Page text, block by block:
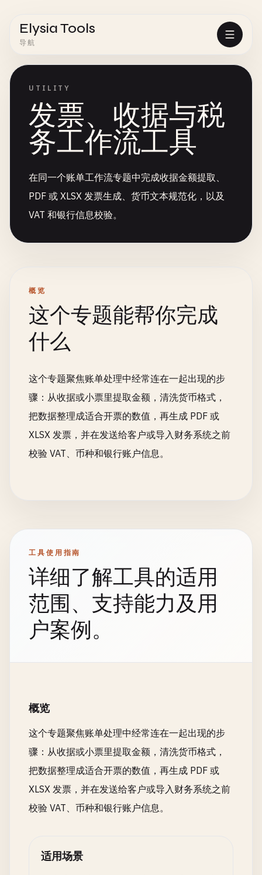
Elysia Tools
导航
UTILITY
发票、收据与税
务工作流工具
在同一个账单工作流专题中完成收据金额提取、
PDF 或 XLSX 发票生成、货币文本规范化，以及
VAT 和银行信息校验。
概览
这个专题能帮你完成
什么
这个专题聚焦账单处理中经常连在一起出现的步
骤：从收据或小票里提取金额，清洗货币格式，
把数据整理成适合开票的数值，再生成 PDF 或
XLSX 发票，并在发送给客户或导入财务系统之前
校验 VAT、币种和银行账户信息。
工具使用指南
详细了解工具的适用
范围、支持能力及用
户案例。
概览
这个专题聚焦账单处理中经常连在一起出现的步
骤：从收据或小票里提取金额，清洗货币格式，
把数据整理成适合开票的数值，再生成 PDF 或
XLSX 发票，并在发送给客户或导入财务系统之前
校验 VAT、币种和银行账户信息。
适用场景